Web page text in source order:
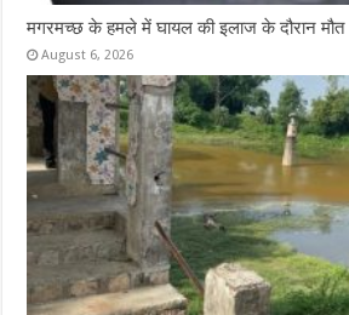
मगरमच्छ के हमले में घायल की इलाज के दौरान मौत
August 6, 2026